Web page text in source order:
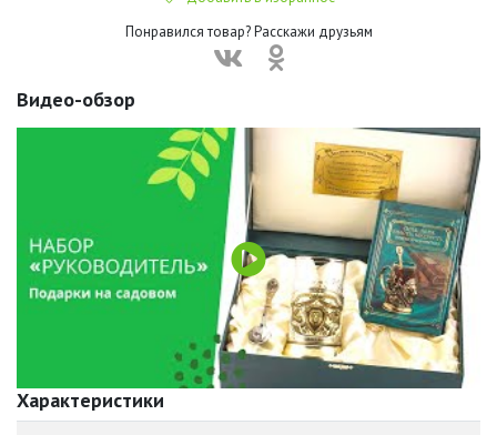
Понравился товар? Расскажи друзьям
Видео-обзор
Характеристики